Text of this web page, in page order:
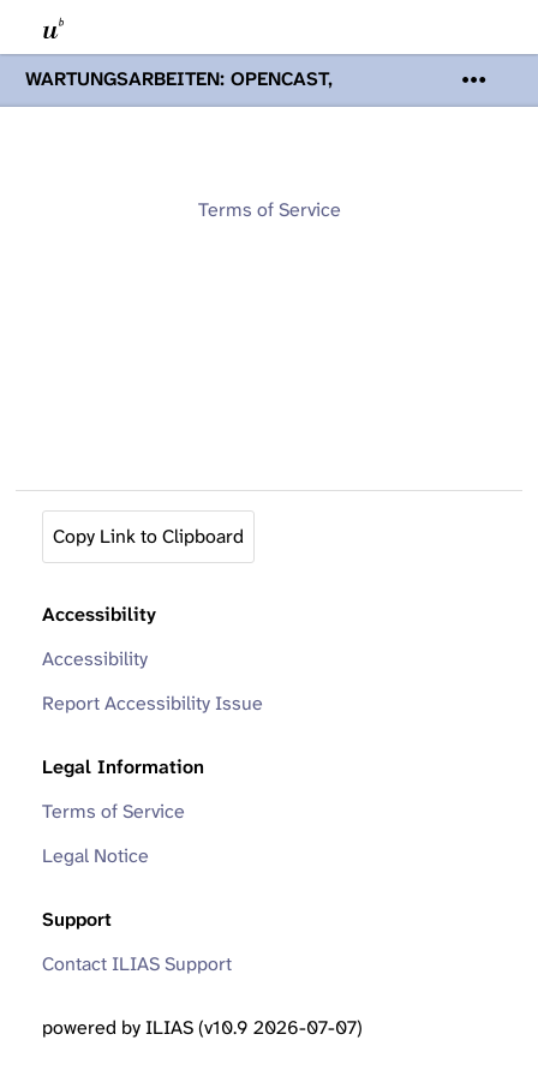
WARTUNGSARBEITEN: OPENCAST,
PODCASTS & TOBIRA
Mi 19. August
Opencast-Videos und Tobira nicht zur
Terms of Service
Copy Link to Clipboard
Accessibility
Accessibility
Report Accessibility Issue
Legal Information
Terms of Service
Legal Notice
Support
Contact ILIAS Support
powered by ILIAS (v10.9 2026-07-07)